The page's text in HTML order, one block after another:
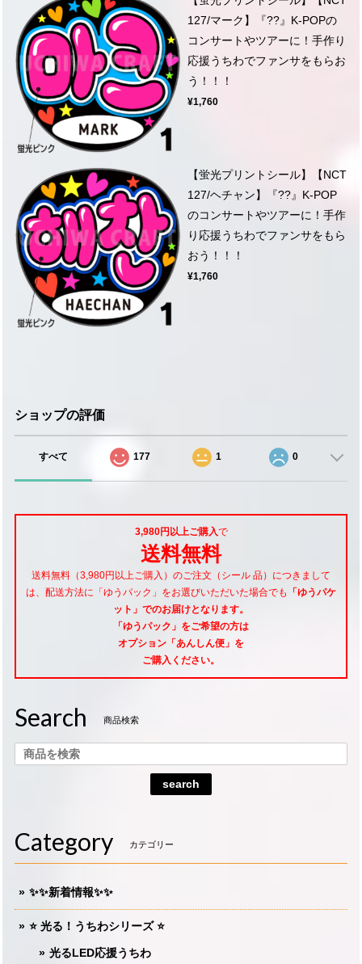
127/マーク】『??』K-POPの
コンサートやツアーに！手作り
応援うちわでファンサをもらお
う！！！
¥1,760
【蛍光プリントシール】【NCT
127/ヘチャン】『??』K-POP
のコンサートやツアーに！手作
り応援うちわでファンサをもら
おう！！！
¥1,760
ショップの評価
すべて 177 1 0
3,980円以上ご購入で
送料無料
送料無料（3,980円以上ご購入）のご注文（シール 品）につきまして
は、配送方法に「ゆうパック」をお選びいただいた場合でも
「ゆうパケ
ット」でのお届けとなります。
「ゆうパック」をご希望の方は
オプション「あんしん便」 を
ご購入ください。
Search 商品検索
search
Category カテゴリー
✨✨新着情報✨✨
⭐️ 光る！うちわシリーズ ⭐️
光るLED応援うちわ